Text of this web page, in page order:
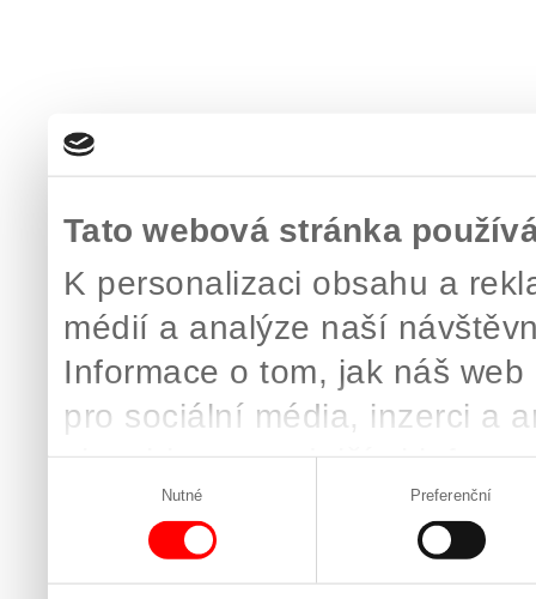
Tato webová stránka
K personalizaci obsahu a
médií a analýze naší
Informace o tom, jak náš
pro sociální média, inzerci a
zkombinovat s dalšími
které získali v důsledku
Nutné Preferenční